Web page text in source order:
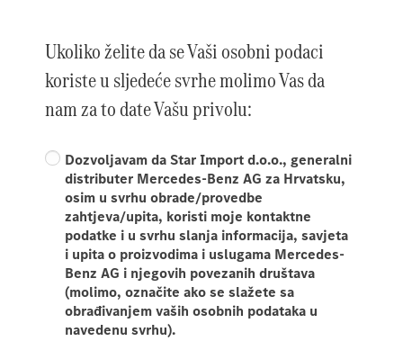
Ukoliko želite da se Vaši osobni podaci
koriste u sljedeće svrhe molimo Vas da
nam za to date Vašu privolu:
Dozvoljavam da Star Import d.o.o., generalni
distributer Mercedes-Benz AG za Hrvatsku,
osim u svrhu obrade/provedbe
zahtjeva/upita, koristi moje kontaktne
podatke i u svrhu slanja informacija, savjeta
i upita o proizvodima i uslugama Mercedes-
Benz AG i njegovih povezanih društava
(molimo, označite ako se slažete sa
obrađivanjem vaših osobnih podataka u
navedenu svrhu).